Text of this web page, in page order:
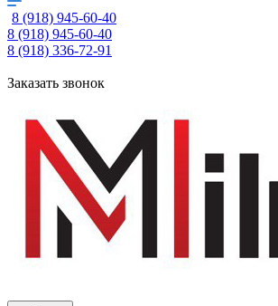
8 (918) 945-60-40
8 (918) 945-60-40
8 (918) 336-72-91
Заказать звонок